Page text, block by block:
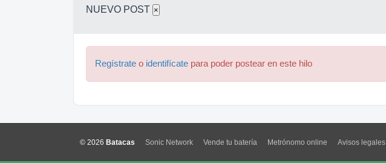
NUEVO POST ×
Regístrate o identifícate para poder postear en este hilo
© 2026 Batacas Sonic Network Vende tu batería Metrónomo online Avisos legales